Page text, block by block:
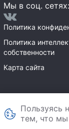
Пользуясь
тем, что
Мы в соц. сетях:
Политика
Политика
собственности
Карта сайта
119071, Москва,2
строение 1, пом. 435